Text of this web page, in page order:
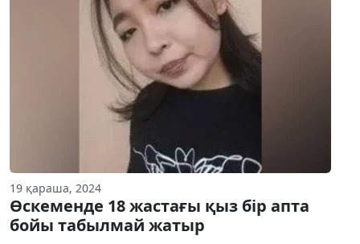
19 қараша, 2024
Өскеменде 18 жастағы қыз бір апта
бойы табылмай жатыр